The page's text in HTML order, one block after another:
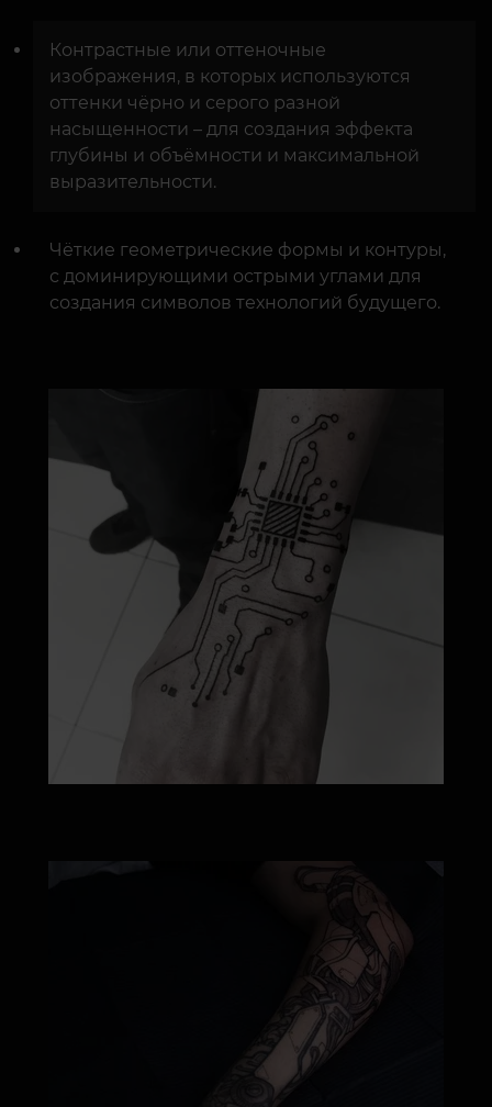
Контрастные или оттеночные
изображения, в которых используются
оттенки чёрно и серого разной
насыщенности – для создания эффекта
глубины и объёмности и максимальной
выразительности.
Чёткие геометрические формы и контуры,
с доминирующими острыми углами для
создания символов технологий будущего.